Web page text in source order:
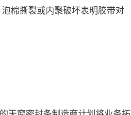
棉撕裂或内聚破坏表明胶带对